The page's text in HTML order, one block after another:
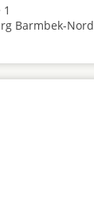
Barmbek-Nord